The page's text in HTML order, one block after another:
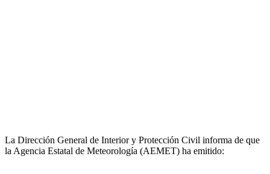
La Dirección General de Interior y Protección Civil informa de que
la Agencia Estatal de Meteorología (AEMET) ha emitido: